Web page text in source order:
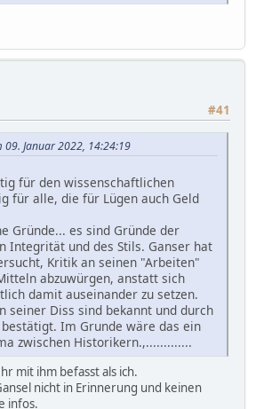
#41
Januar 2022, 14:24:19
für den wissenschaftlichen
für alle, die für Lügen auch Geld
Gründe... es sind Gründe der
Integrität und des Stils. Ganser hat
Kritik an seinen "Arbeiten"
abzuwürgen, anstatt sich
damit auseinander zu setzen.
seiner Diss sind bekannt und durch
Im Grunde wäre das ein
zwischen Historikern.,.............
mit ihm befasst als ich.
nicht in Erinnerung und keinen
infos.